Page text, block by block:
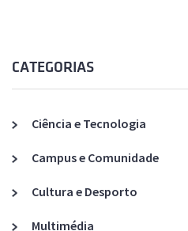
CATEGORIAS
Ciência e Tecnologia
Campus e Comunidade
Cultura e Desporto
Multimédia